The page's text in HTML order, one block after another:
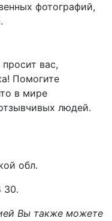
фотографий,
вас,
Помогите
в мире
людей.
обл.
30.
Вы также можете